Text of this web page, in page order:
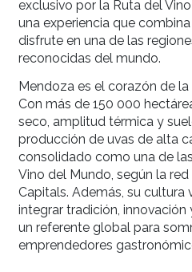
Del 8 al 14 de febrero
egresados del Instituto
oportunidad de
exclusivo por la Ruta
una experiencia que
disfrute en una de las
reconocidas del mundo.
Mendoza es el corazón
Con más de 150 000
seco, amplitud térmica
producción de uvas de